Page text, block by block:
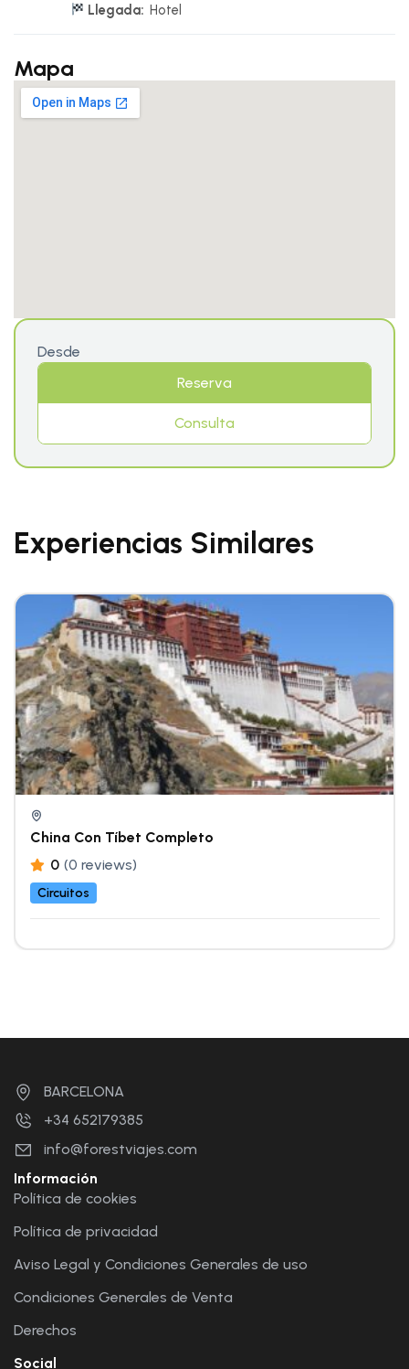
Llegada: Hotel
Mapa
Desde
Reserva
Consulta
Experiencias Similares
China Con Tíbet Completo
0 (0 reviews)
Circuitos
BARCELONA
+34 652179385
info@forestviajes.com
Información
Política de cookies
Política de privacidad
Aviso Legal y Condiciones Generales de uso
Condiciones Generales de Venta
Derechos
Social